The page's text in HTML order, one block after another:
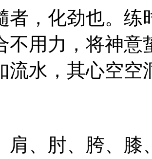
化劲也。练
不用力，将神意
流水，其心空空
、肘、胯、膝